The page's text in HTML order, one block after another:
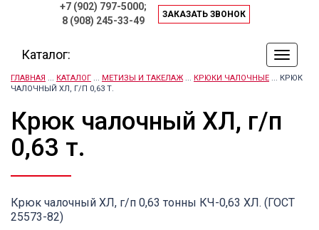
+7 (902) 797-5000;
8 (908) 245-33-49
ЗАКАЗАТЬ ЗВОНОК
по
Каталог:
ГЛАВНАЯ КАТАЛОГ МЕТИЗЫ И ТАКЕЛАЖ КРЮКИ ЧАЛОЧНЫЕ ... КРЮК
ЧАЛОЧНЫЙ ХЛ, Г/П 0,63 Т.
Крюк чалочный ХЛ, г/п
0,63 т.
Крюк чалочный ХЛ, г/п 0,63 тонны КЧ-0,63 ХЛ. (ГОСТ
25573-82)